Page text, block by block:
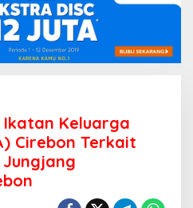
Keluarga
Cirebon Terkait